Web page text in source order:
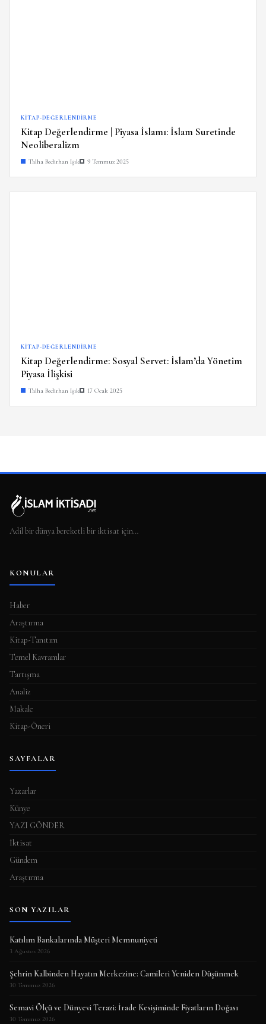
KITAP-DEĞERLENDIRME
Kitap Değerlendirme | Piyasa İslamı: İslam Suretinde
Neoliberalizm
Talha Bedirhan Işık 9 Temmuz 2025
KITAP-DEĞERLENDIRME
Kitap Değerlendirme: Sosyal Servet: İslam’da Yönetim
Piyasa İlişkisi
Talha Bedirhan Işık 17 Ocak 2025
Adil bir dünya bereketli bir iktisat için…
KONULAR
Haber
Araştırma
Kitap-Tanıtım
Temel Kavramlar
Tartışma
Analiz
Makale
Kitap-Öneri
SAYFALAR
Yazarlar
Künye
YAZI GÖNDER
İktisat
Gündem
Araştırma
SON YAZILAR
Katılım Bankalarında Müşteri Memnuniyeti
3 Ağustos 2026
Şehrin Kalbinden Hayatın Merkezine: Camileri Yeniden Düşünmek
30 Temmuz 2026
Semavi Ölçü ve Dünyevi Terazi: İrade Kesişiminde Fiyatların Doğası
30 Temmuz 2026